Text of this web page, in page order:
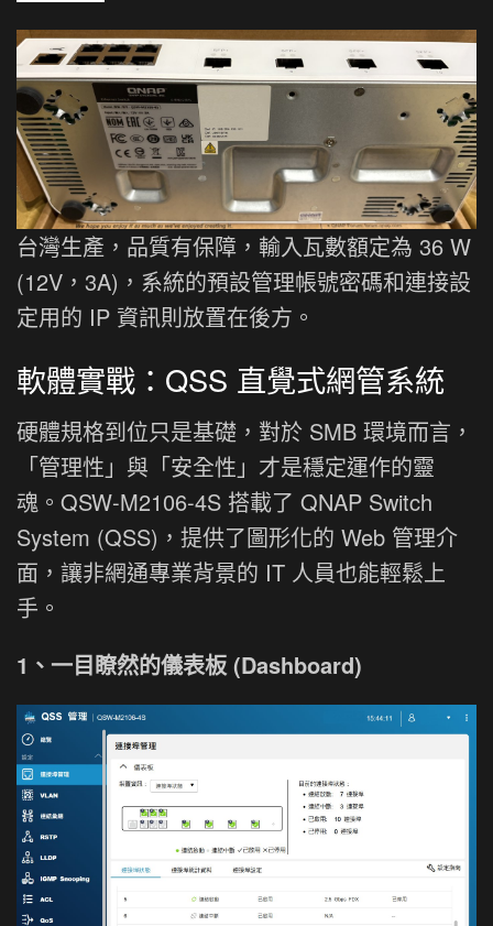
台灣生產，品質有保障，輸入瓦數額定為 36 W
(12V，3A)，系統的預設管理帳號密碼和連接設
定用的 IP 資訊則放置在後方。
軟體實戰：QSS 直覺式網管系統
硬體規格到位只是基礎，對於 SMB 環境而言，
「管理性」與「安全性」才是穩定運作的靈
魂。QSW-M2106-4S 搭載了 QNAP Switch
System (QSS)，提供了圖形化的 Web 管理介
面，讓非網通專業背景的 IT 人員也能輕鬆上
手。
1、一目瞭然的儀表板 (Dashboard)